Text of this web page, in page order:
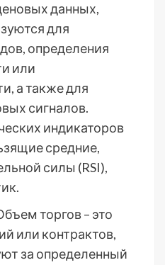
данных,
для
определения
или
а также для
сигналов.
индикаторов
средние,
силы (RSI),
торгов – это
или контрактов,
за определенный